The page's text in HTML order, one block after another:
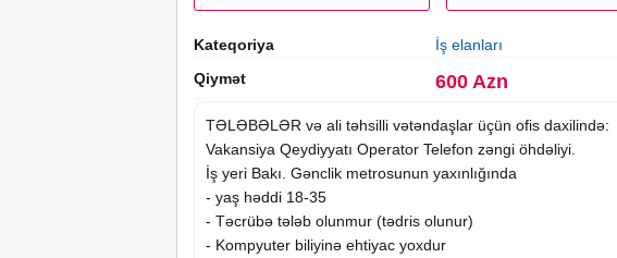
Kateqoriya
İş elanları
Qiymət
600 Azn
TƏLƏBƏLƏR və ali təhsilli vətəndaşlar üçün ofis daxilində:
Vakansiya Qeydiyyatı Operator Telefon zəngi öhdəliyi.
İş yeri Bakı. Gənclik metrosunun yaxınlığında
- yaş həddi 18-35
- Təcrübə tələb olunmur (tədris olunur)
- Kompyuter biliyinə ehtiyac yoxdur